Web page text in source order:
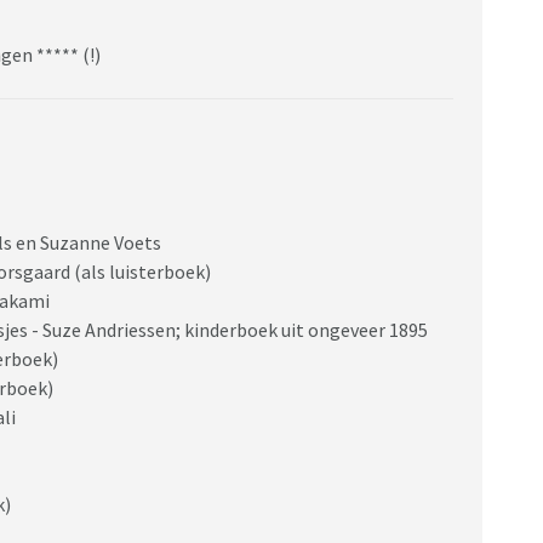
***** (!)
en Suzanne Voets
(als luisterboek)
- Suze Andriessen; kinderboek uit ongeveer 1895